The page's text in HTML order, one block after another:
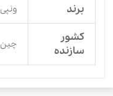
برند ونپی
کشور
سازنده
چین